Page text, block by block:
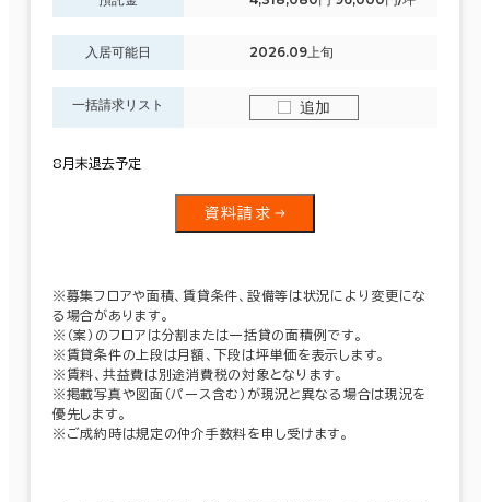
入居可能日 2026.09上旬
一括請求リスト 追加
8月末退去予定
資料請求
※募集フロアや面積、賃貸条件、設備等は状況により変更にな
る場合があります。
※（案）のフロアは分割または一括貸の面積例です。
※賃貸条件の上段は月額、下段は坪単価を表示します。
※賃料、共益費は別途消費税の対象となります。
※掲載写真や図面（パース含む）が現況と異なる場合は現況を
優先します。
※ご成約時は規定の仲介手数料を申し受けます。